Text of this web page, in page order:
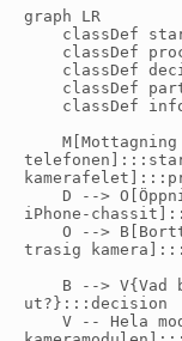
graph LR
classDef
classDef
classDef
classDef
classDef
M[Mottagning
D -->
iPhone-
O -->
trasig
B --> V{Vad
ut?}:::decision
V -- Hela